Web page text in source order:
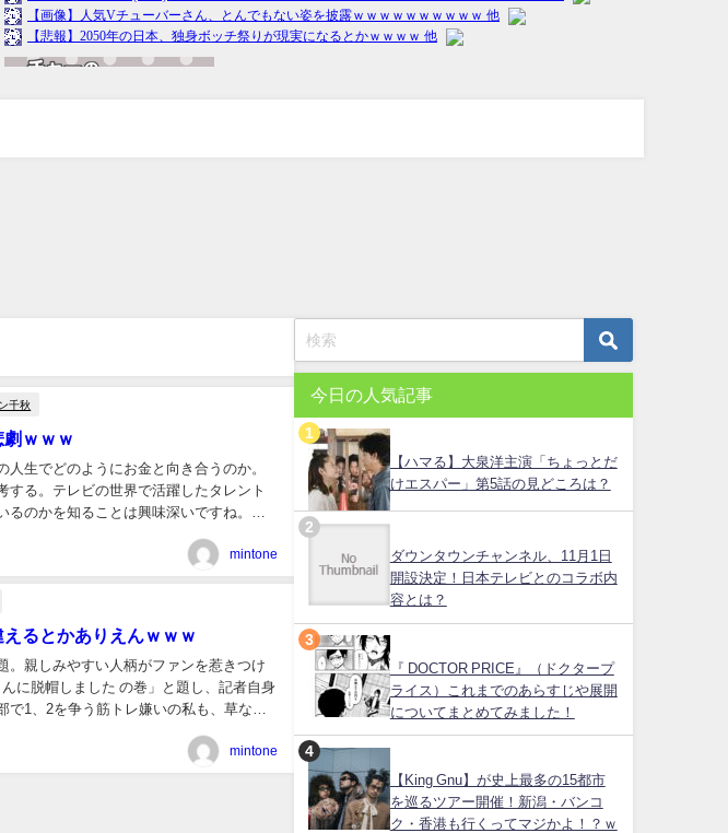
千秋
ｗｗｗ
生でどのようにお金と向き合うのか。
する。テレビの世界で活躍したタレント
のかを知ることは興味深いですね。特
mintone
るとかありえんｗｗｗ
。親しみやすい人柄がファンを惹きつけ
に脱帽しました の巻」と題し、記者自身
1、2を争う筋トレ嫌いの私も、草なぎ
mintone
今日の人気記事
【ハマる】大泉洋主演「ちょっとだ
けエスパー」第5話の見どころは？
ダウンタウンチャンネル、11月1日
開設決定！日本テレビとのコラボ内
容とは？
『 DOCTOR PRICE』（ドクタープ
ライス）これまでのあらすじや展開
についてまとめてみました！
【King Gnu】が史上最多の15都市
を巡るツアー開催！新潟・バンコ
ク・香港も行くってマジかよ！？ｗ